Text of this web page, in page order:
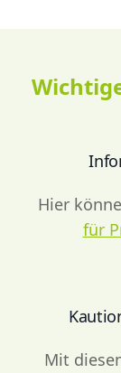
Hier
für
Mit